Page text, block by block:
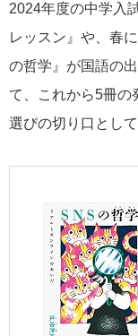
2024年度の中学入
レッスン』や、春
の哲学』が国語の
て、これから5冊の
選びの切り口とし